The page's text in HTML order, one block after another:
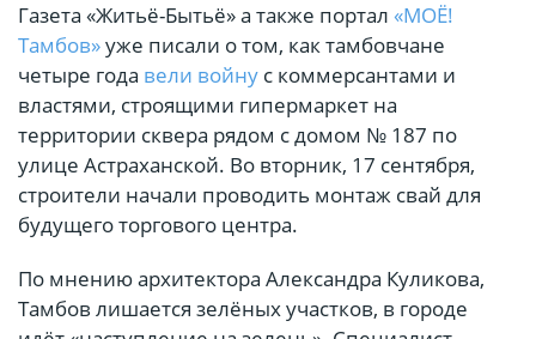
Газета «Житьё-Бытьё» а также портал «МОЁ!
Тамбов»уже писали о том, как тамбовчане
четыре года вели войну с коммерсантами и
властями, строящими гипермаркет на
территории сквера рядом с домом № 187 по
улице Астраханской. Во вторник, 17 сентября,
строители начали проводить монтаж свай для
будущего торгового центра.
По мнению архитектора Александра Куликова,
Тамбов лишается зелёных участков, в городе